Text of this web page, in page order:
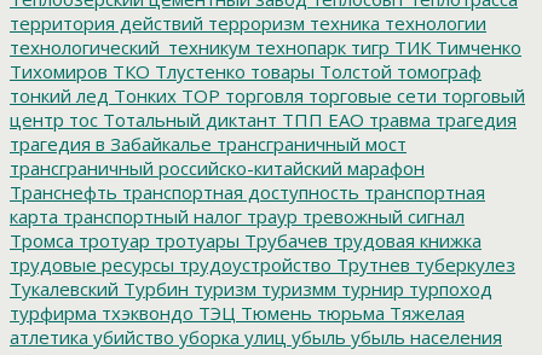
территория действий терроризм техника технологии
технологический_техникум технопарк тигр ТИК Тимченко
Тихомиров ТКО Тлустенко товары Толстой томограф
тонкий лед Тонких ТОР торговля торговые сети торговый
центр тос Тотальный диктант ТПП ЕАО травма трагедия
трагедия в Забайкалье трансграничный мост
трансграничный российско-китайский марафон
Транснефть транспортная доступность транспортная
карта транспортный налог траур тревожный сигнал
Тромса тротуар тротуары Трубачев трудовая книжка
трудовые ресурсы трудоустройство Трутнев туберкулез
Тукалевский Турбин туризм туризмм турнир турпоход
турфирма тхэквондо ТЭЦ Тюмень тюрьма Тяжелая
атлетика убийство уборка улиц убыль убыль населения